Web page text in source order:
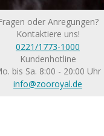
oder Anregungen?
Kontaktiere uns!
0221/1773-1000
Kundenhotline
bis Sa. 8:00 - 20:00 Uhr
info@zooroyal.de